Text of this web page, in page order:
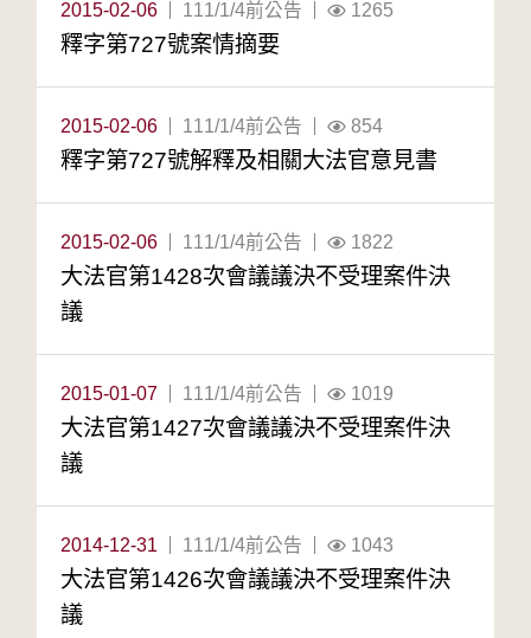
2015-02-06 111/1/4前公告 1265
釋字第727號案情摘要
2015-02-06 111/1/4前公告 854
釋字第727號解釋及相關大法官意見書
2015-02-06 111/1/4前公告 1822
大法官第1428次會議議決不受理案件決
議
2015-01-07 111/1/4前公告 1019
大法官第1427次會議議決不受理案件決
議
2014-12-31 111/1/4前公告 1043
大法官第1426次會議議決不受理案件決
議